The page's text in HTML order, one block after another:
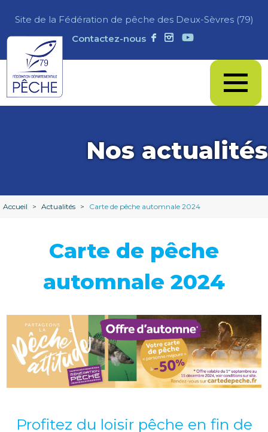
Site de la Fédération de pêche des Deux-Sèvres (79)
Contactez-nous
Nos actualités
Accueil > Actualités > Carte de pêche automnale 2024
Carte de pêche
automnale 2024
Profitez du loisir pêche en fin de